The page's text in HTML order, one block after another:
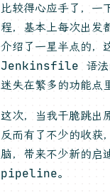
比较得心应手了，一
程，基本上每次出发
介绍了一星半点的，
Jenkinsfile 语法的
迷失在繁多的功能点
这次，当我干脆跳
反而有了不少的收
脑，带来不少新的
pipeline。